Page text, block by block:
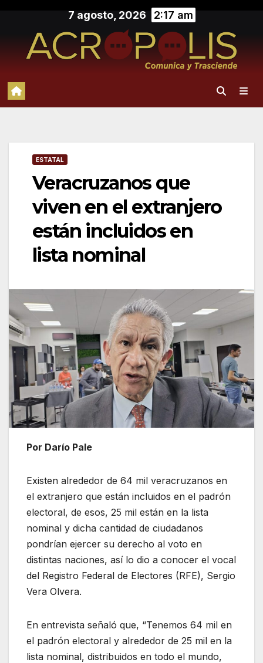
contenido
7 agosto, 2026 2:17 am
ESTATAL
Veracruzanos que
viven en el extranjero
están incluidos en
lista nominal
Por Darío Pale
Existen alrededor de 64 mil veracruzanos en
el extranjero que están incluidos en el padrón
electoral, de esos, 25 mil están en la lista
nominal y dicha cantidad de ciudadanos
pondrían ejercer su derecho al voto en
distintas naciones, así lo dio a conocer el vocal
del Registro Federal de Electores (RFE), Sergio
Vera Olvera.
En entrevista señaló que, “Tenemos 64 mil en
el padrón electoral y alrededor de 25 mil en la
lista nominal, distribuidos en todo el mundo,